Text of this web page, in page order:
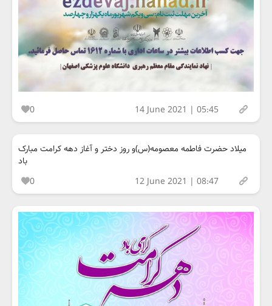
0 14 June 2021 | 05:45
میلاد حضرت فاطمه معصومه(س)و روز دختر و آغاز دهه کرامت مبارک
باد
0
12 June 2021 | 08:47